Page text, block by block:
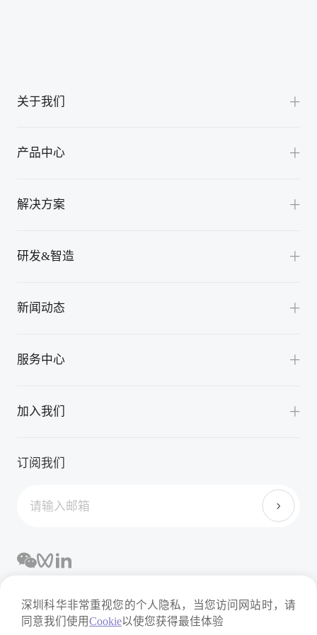
深圳科华非常重视您的个人隐私，当您访问网站时，请
同意我们使用Cookie以使您获得最佳体验
关于我们
公司介绍
联系我们
产品中心
交流桩
换电站充放电机
光储产品
解决方案
全液冷超充解决方案
光储充检解决方案
公共充电解决方案
公交充电解决方案
港口充电解决方案
目的地充电解决方案
研发&智造
卓越研发
新闻动态
公司新闻
应用案例
服务中心
服务支持
FAQ
加入我们
培养体系
订阅我们
法律声明 隐私政策